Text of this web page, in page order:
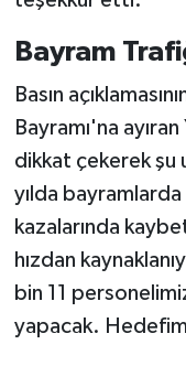
Bayram
Basın
Bayramı'na
dikkat çekerek şu
yılda
kazalarında
hızdan
bin 11
yapacak.